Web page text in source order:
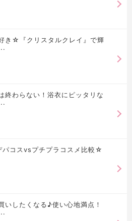
き☆『クリスタルクレイ』で輝
終わらない！浴衣にピッタリな
パコスvsプチプラコスメ比較☆
いしたくなる♪使い心地満点！